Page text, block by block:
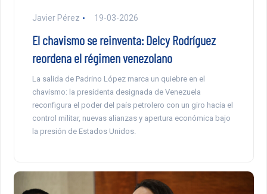
Javier Pérez 19-03-2026
El chavismo se reinventa: Delcy Rodríguez
reordena el régimen venezolano
La salida de Padrino López marca un quiebre en el
chavismo: la presidenta designada de Venezuela
reconfigura el poder del país petrolero con un giro hacia el
control militar, nuevas alianzas y apertura económica bajo
la presión de Estados Unidos.